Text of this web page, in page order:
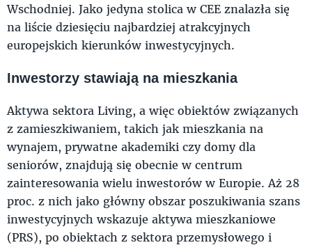
Wschodniej. Jako jedyna stolica w CEE znalazła się
na liście dziesięciu najbardziej atrakcyjnych
europejskich kierunków inwestycyjnych.
Inwestorzy stawiają na mieszkania
Aktywa sektora Living, a więc obiektów związanych
z zamieszkiwaniem, takich jak mieszkania na
wynajem, prywatne akademiki czy domy dla
seniorów, znajdują się obecnie w centrum
zainteresowania wielu inwestorów w Europie. Aż 28
proc. z nich jako główny obszar poszukiwania szans
inwestycyjnych wskazuje aktywa mieszkaniowe
(PRS), po obiektach z sektora przemysłowego i